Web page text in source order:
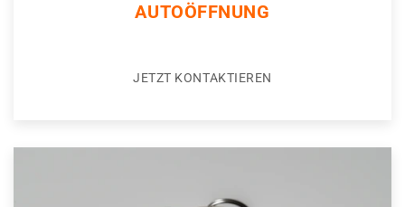
AUTOÖFFNUNG
JETZT KONTAKTIEREN